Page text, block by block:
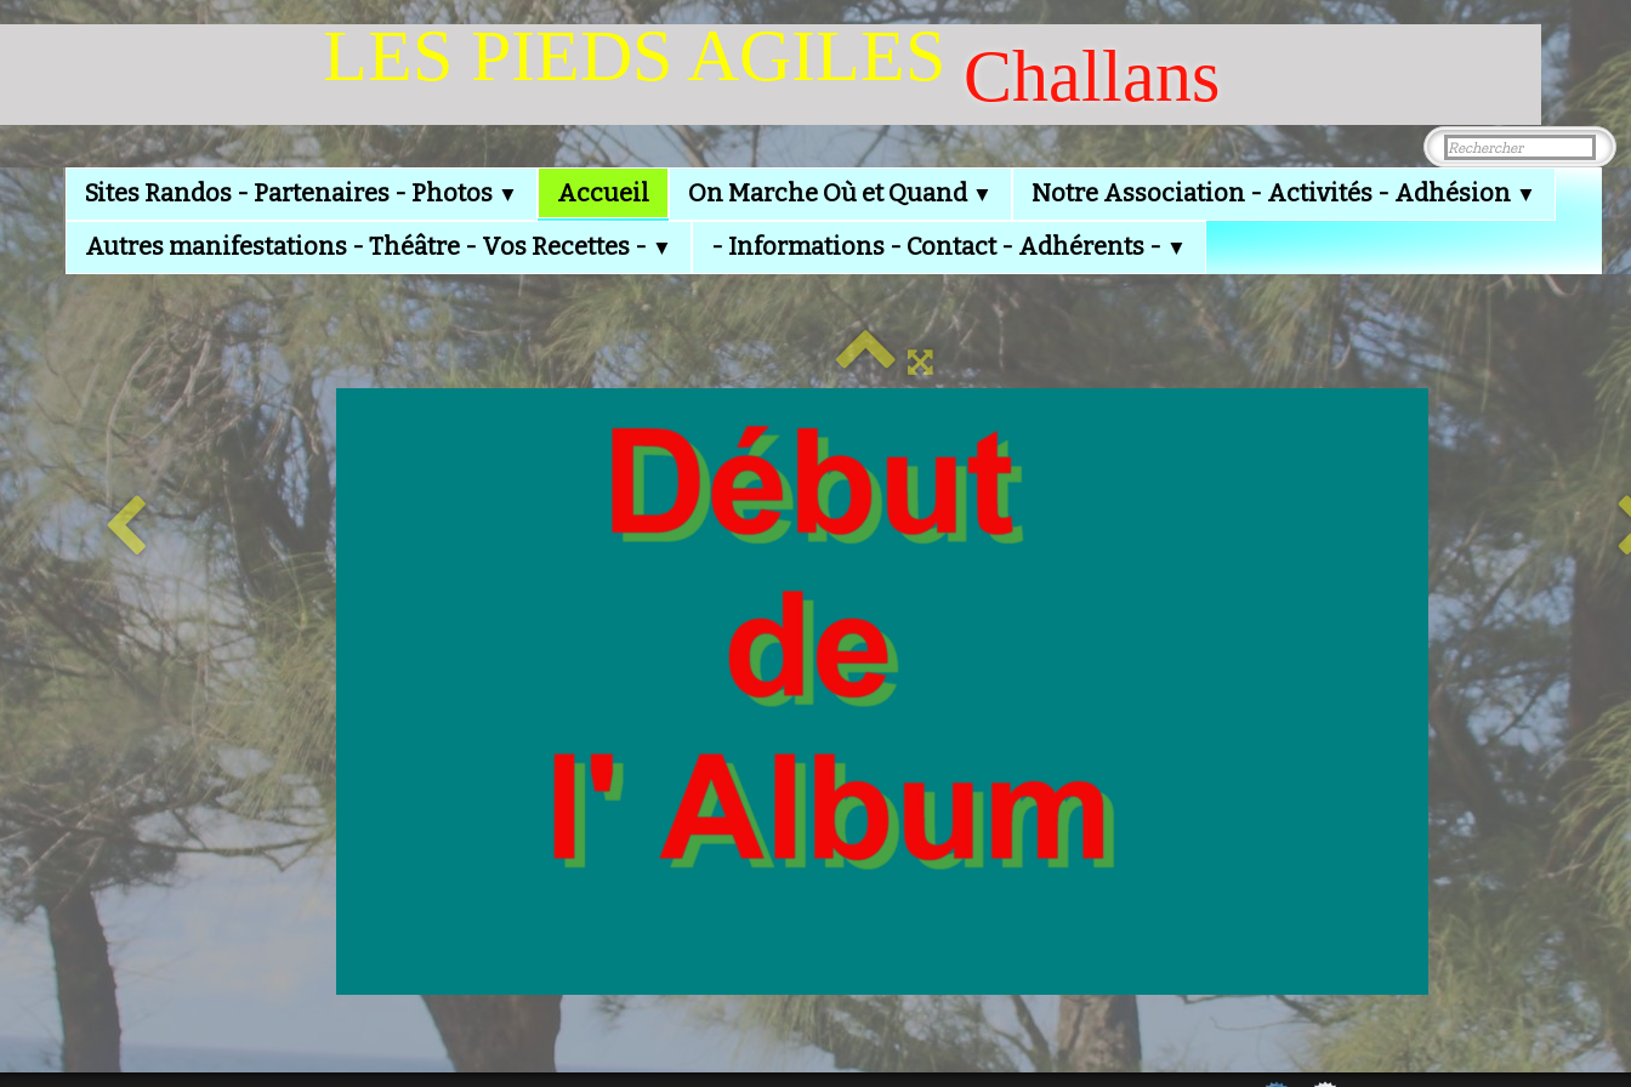
LES PIEDS AGILES Challans
Sites Randos - Partenaires - Photos ▼ Accueil On Marche Où et Quand ▼ Notre Association - Activités - Adhésion ▼
Autres manifestations - Théâtre - Vos Recettes - ▼ - Informations - Contact - Adhérents - ▼